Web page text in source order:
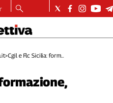
>Cgil e Flc Sicilia: form...